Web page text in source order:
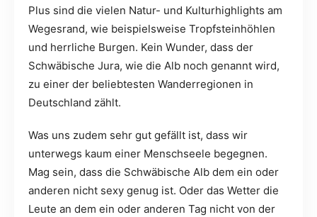
Plus sind die vielen Natur- und Kulturhighlights am
Wegesrand, wie beispielsweise Tropfsteinhöhlen
und herrliche Burgen. Kein Wunder, dass der
Schwäbische Jura, wie die Alb noch genannt wird,
zu einer der beliebtesten Wanderregionen in
Deutschland zählt.
Was uns zudem sehr gut gefällt ist, dass wir
unterwegs kaum einer Menschseele begegnen.
Mag sein, dass die Schwäbische Alb dem ein oder
anderen nicht sexy genug ist. Oder das Wetter die
Leute an dem ein oder anderen Tag nicht von der